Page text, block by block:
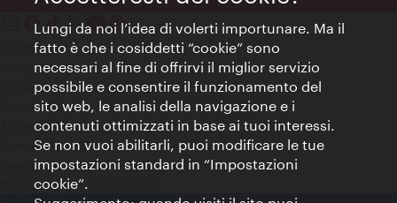
Contatti
Colophon
Dichiarazione sulla protezione dei dati
Terms of Use
Accessibilità
Contatto stampa
Impostazioni cookie
© Copyright WienTourismus
Lungi da noi l’idea di volerti importunare. Ma il
fatto è che i cosiddetti “cookie” sono
necessari al fine di offrirvi il miglior servizio
possibile e consentire il funzionamento del
sito web, le analisi della navigazione e i
contenuti ottimizzati in base ai tuoi interessi.
Se non vuoi abilitarli, puoi modificare le tue
impostazioni standard in “Impostazioni
cookie”.